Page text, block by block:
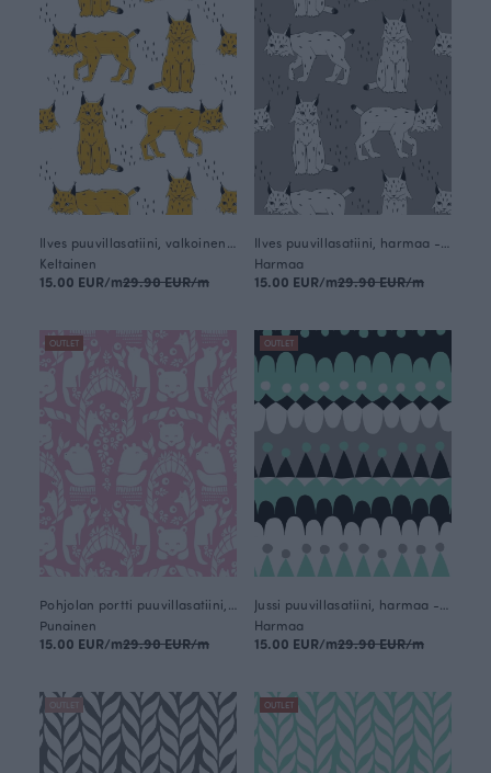
Keltainen
15.00 EUR/m29.90 EUR/m
Harmaa
15.00 EUR/m29.90 EUR/m
OUTLET
Punainen
15.00 EUR/m29.90 EUR/m
OUTLET
Harmaa
15.00 EUR/m29.90 EUR/m
OUTLET OUTLET